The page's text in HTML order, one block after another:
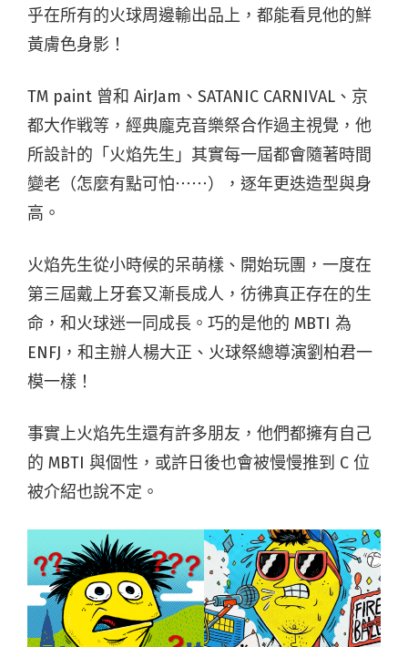
乎在所有的火球周邊輸出品上，都能看見他的鮮
黃膚色身影！
TM paint 曾和 AirJam、SATANIC CARNIVAL、京
都大作戦等，經典龐克音樂祭合作過主視覺，他
所設計的「火焰先生」其實每一屆都會隨著時間
變老（怎麼有點可怕⋯⋯），逐年更迭造型與身
高。
火焰先生從小時候的呆萌樣、開始玩團，一度在
第三屆戴上牙套又漸長成人，彷彿真正存在的生
命，和火球迷一同成長。巧的是他的 MBTI 為
ENFJ，和主辦人楊大正、火球祭總導演劉柏君一
模一樣！
事實上火焰先生還有許多朋友，他們都擁有自己
的 MBTI 與個性，或許日後也會被慢慢推到 C 位
被介紹也說不定。